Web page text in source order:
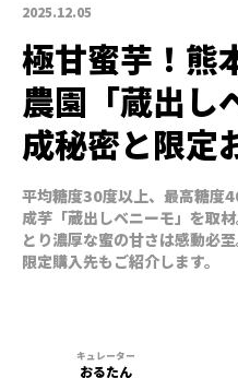
2025.12.05
極甘蜜芋！熊
農園「蔵出し
成秘密と限定
平均糖度30度以上、最高糖
成芋「蔵出しベニーモ」を取
とり濃厚な蜜の甘さは感動必
限定購入先もご紹介します。
おるたん